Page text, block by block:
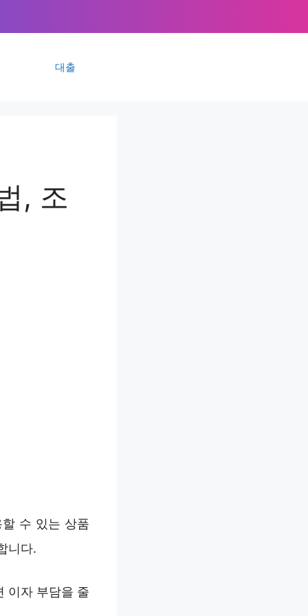
대출
, 조
수 있는 상품
니다.
이자 부담을 줄